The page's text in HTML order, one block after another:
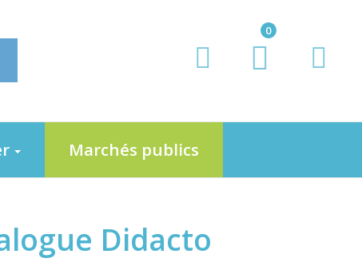
0
Marchés publics
Didacto